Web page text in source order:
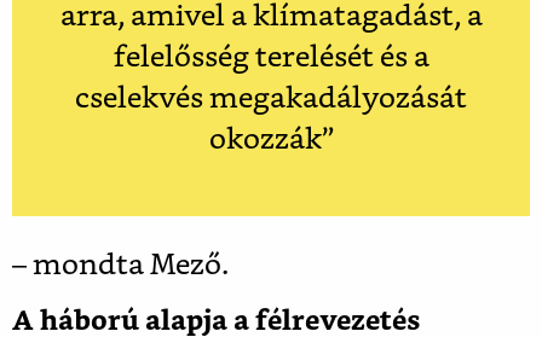
arra, amivel a klímatagadást, a
felelősség terelését és a
cselekvés megakadályozását
okozzák”
– mondta Mező.
A háború alapja a félrevezetés